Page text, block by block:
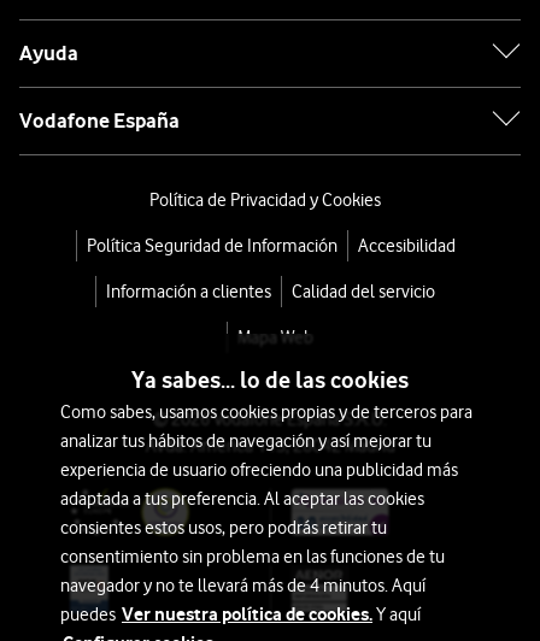
Ayuda
Vodafone España
Política de Privacidad y Cookies
Política Seguridad de Información Accesibilidad
Información a clientes Calidad del servicio
Mapa Web
© 2026 Vodafone España S.A.U.
Avda. América 115, 28042 Madrid
Ya sabes... lo de las cookies
Como sabes, usamos cookies propias y de terceros para
analizar tus hábitos de navegación y así mejorar tu
experiencia de usuario ofreciendo una publicidad más
adaptada a tus preferencia. Al aceptar las cookies
consientes estos usos, pero podrás retirar tu
consentimiento sin problema en las funciones de tu
navegador y no te llevará más de 4 minutos. Aquí
puedes Ver nuestra política de cookies.Y aquí